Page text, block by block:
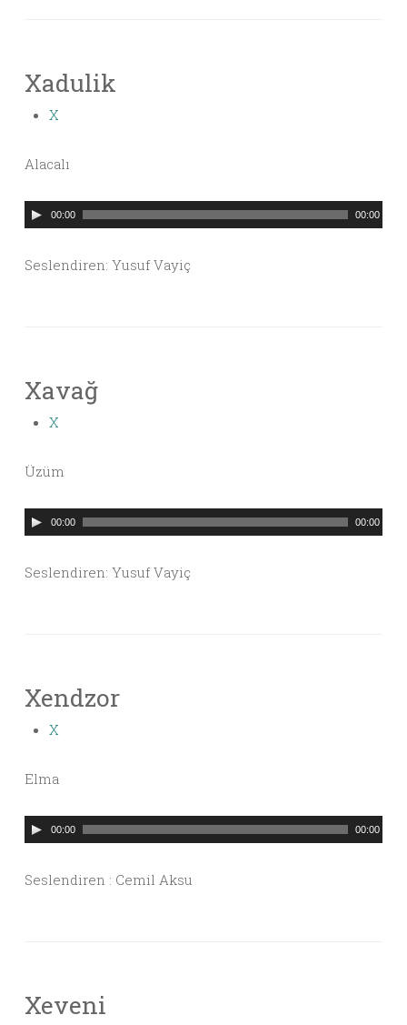
Xadulik
X
Alacalı
Ses
00:00 00:00
Seslendiren: Yusuf Vayiç
Xavağ
X
Üzüm
Ses
00:00 00:00
Seslendiren: Yusuf Vayiç
Xendzor
X
Elma
Ses
00:00 00:00
Seslendiren : Cemil Aksu
Xeveni